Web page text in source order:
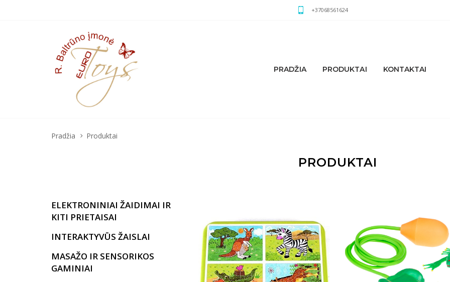
+37068561624
PRADŽIA PRODUKTAI KONTAKTAI
Pradžia Produktai
PRODUKTAI
ELEKTRONINIAI ŽAIDIMAI IR
KITI PRIETAISAI
INTERAKTYVŪS ŽAISLAI
MASAŽO IR SENSORIKOS
GAMINIAI